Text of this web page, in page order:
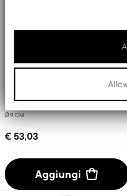
Colino cocktail
ACCIAIO INOX
ACCIAIO ARGENTATO
Ø 9 CM
€ 53,03
Aggiungi